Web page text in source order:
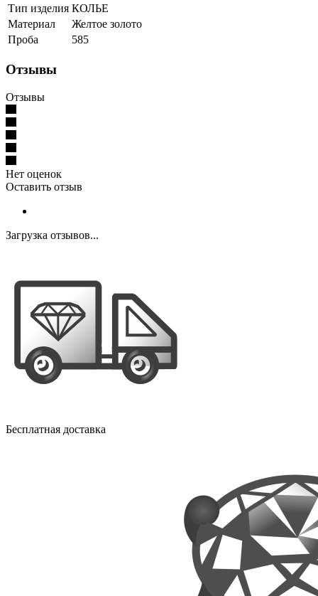
Тип изделия КОЛЬЕ
Материал
Желтое золото
Проба
585
Отзывы
Отзывы
Нет оценок
Оставить отзыв
Загрузка отзывов...
Бесплатная доставка